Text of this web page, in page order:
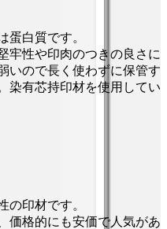
蛋白質です。
牢性や印肉のつきの良さに
いので長く使わずに保管す
染有芯持印材を使用してい
の印材です。
価格的にも安価で人気があ